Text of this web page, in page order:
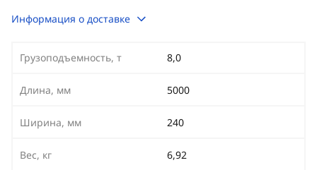
Информация о доставке
Грузоподъемность, т 8,0
Длина, мм 5000
Ширина, мм 240
Вес, кг 6,92